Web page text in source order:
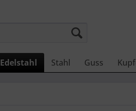
Edelstahl Stahl Guss